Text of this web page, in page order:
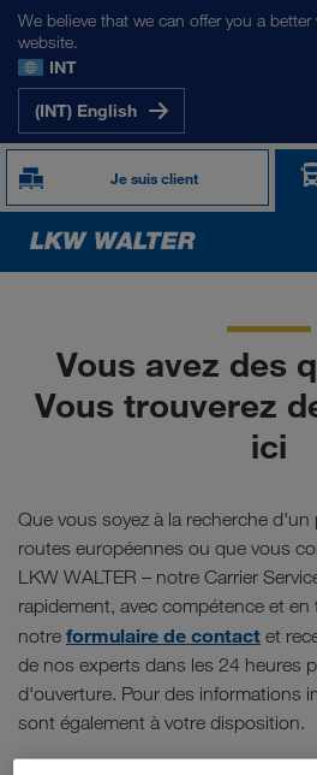
We believe that we can offer you a
website.
INT
(INT) English
Je suis client
Vous avez des
Vous trouverez
ici
Que vous soyez à la recherche d'un
routes européennes ou que vous
LKW WALTER – notre Carrier
rapidement, avec compétence et
notre formulaire de contact et
de nos experts dans les 24 heures
d'ouverture. Pour des informations
sont également à votre disposition.